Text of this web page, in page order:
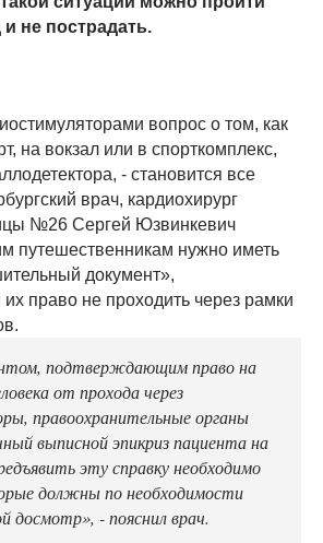
не пострадать.
вопрос о том, как
на вокзал или в спорткомплекс,
- становится все
врач, кардиохирург
№26 Сергей Юзвинкевич
путешественникам нужно иметь
документ»,
право не проходить через рамки
подтверждающим право на
от прохода через
правоохранительные органы
выписной эпикриз пациента на
эту справку необходимо
должны по необходимости
досмотр», - пояснил врач.